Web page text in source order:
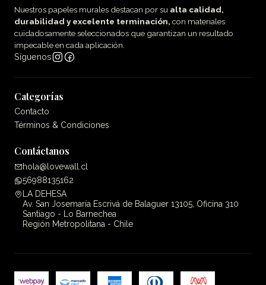
Nuestros papeles murales destacan por su alta calidad,
durabilidad y excelente terminación, con materiales
cuidadosamente seleccionados que garantizan un resultado
impecable en cada aplicación.
Síguenos
Categorías
Contacto
Términos & Condiciones
Contáctanos
hola@lovewall.cl
56988135162
LA DEHESA
Av. San Josemaría Escrivá de Balaguer 13105, Oficina 310
Santiago - Lo Barnechea
Región Metropolitana - Chile